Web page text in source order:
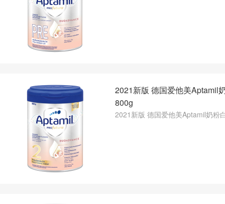
2021新版 德国爱他美Aptamil
800g
2021新版 德国爱他美Aptamil奶粉